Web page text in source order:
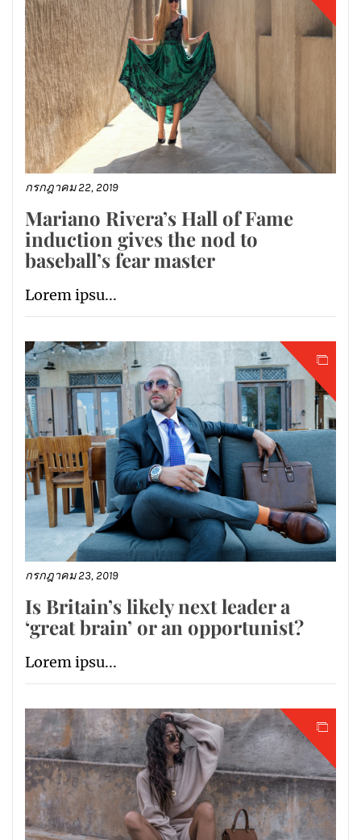
กรกฎาคม 22, 2019
Mariano Rivera’s Hall of Fame
induction gives the nod to
baseball’s fear master
Lorem ipsu...
กรกฎาคม 23, 2019
Is Britain’s likely next leader a
‘great brain’ or an opportunist?
Lorem ipsu...